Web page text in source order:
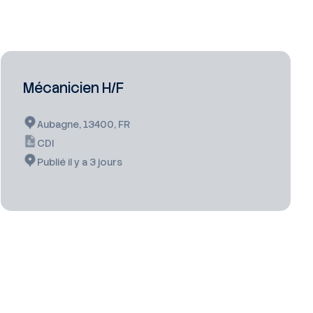
Mécanicien H/F
Aubagne, 13400, FR
CDI
Publié il y a 3 jours